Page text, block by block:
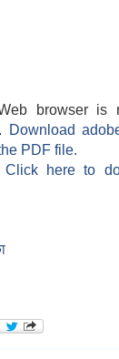
browser is
Download
PDF file.
Click here to